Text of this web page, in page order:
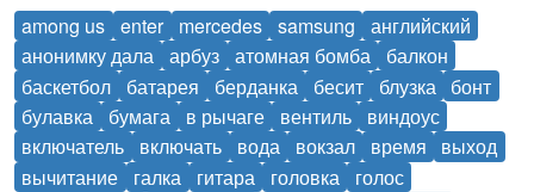
among us enter mercedes samsung
английский
анонимку дала арбуз атомная бомба
балкон
баскетбол
батарея берданка бесит блузка
бонт
булавка
бумага в рычаге вентиль
виндоус
включатель
включать вода вокзал время
выход
вычитание
галка гитара головка
голос